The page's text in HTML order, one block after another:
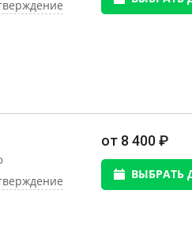
от 8 400 ₽
ВЫБРАТЬ